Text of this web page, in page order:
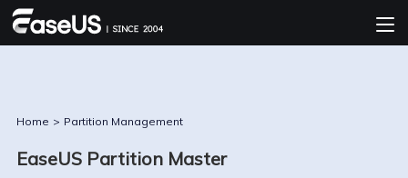
Home > Partition Management
EaseUS Partition Master